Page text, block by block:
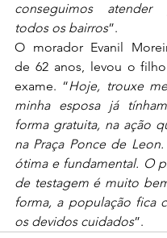
conseguimos atender
todos os bairros”.
O morador Evanil
de 62 anos, levou o
exame. “Hoje, trouxe
minha esposa já
forma gratuita, na ação
na Praça Ponce de
ótima e fundamental. O
de testagem é muito
forma, a população fica
os devidos cuidados”.